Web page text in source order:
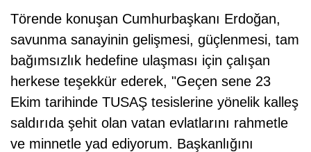
Törende konuşan Cumhurbaşkanı Erdoğan,
savunma sanayinin gelişmesi, güçlenmesi, tam
bağımsızlık hedefine ulaşması için çalışan
herkese teşekkür ederek, "Geçen sene 23
Ekim tarihinde TUSAŞ tesislerine yönelik kalleş
saldırıda şehit olan vatan evlatlarını rahmetle
ve minnetle yad ediyorum. Başkanlığını